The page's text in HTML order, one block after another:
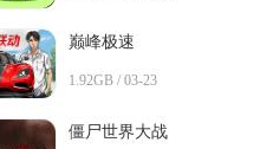
巅峰极速
1.92GB / 03-23
僵尸世界大战